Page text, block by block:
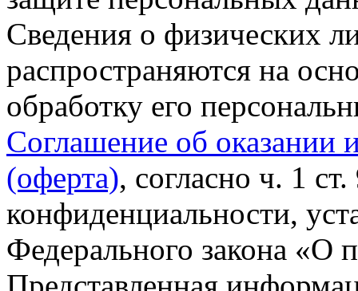
Сведения о физических
распространяются на
обработку его
Соглашение об оказании
(оферта), согласно ч. 1
конфиденциальности,
Федерального закона «О